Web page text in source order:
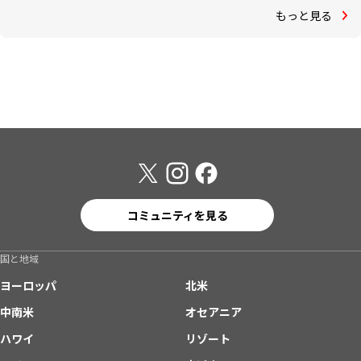
もっと見る
コミュニティを見る
国と地域
ヨーロッパ
北米
中南米
オセアニア
ハワイ
リゾート